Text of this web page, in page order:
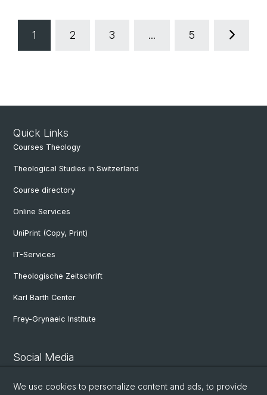
1 2 3 ... 5
Quick Links
Courses Theology
Theological Studies in Switzerland
Course directory
Online Services
UniPrint (Copy, Print)
IT-Services
Theologische Zeitschrift
Karl Barth Center
Frey-Grynaeic Institute
Social Media
Theological Faculty
We use cookies to personalize content and ads, to provide